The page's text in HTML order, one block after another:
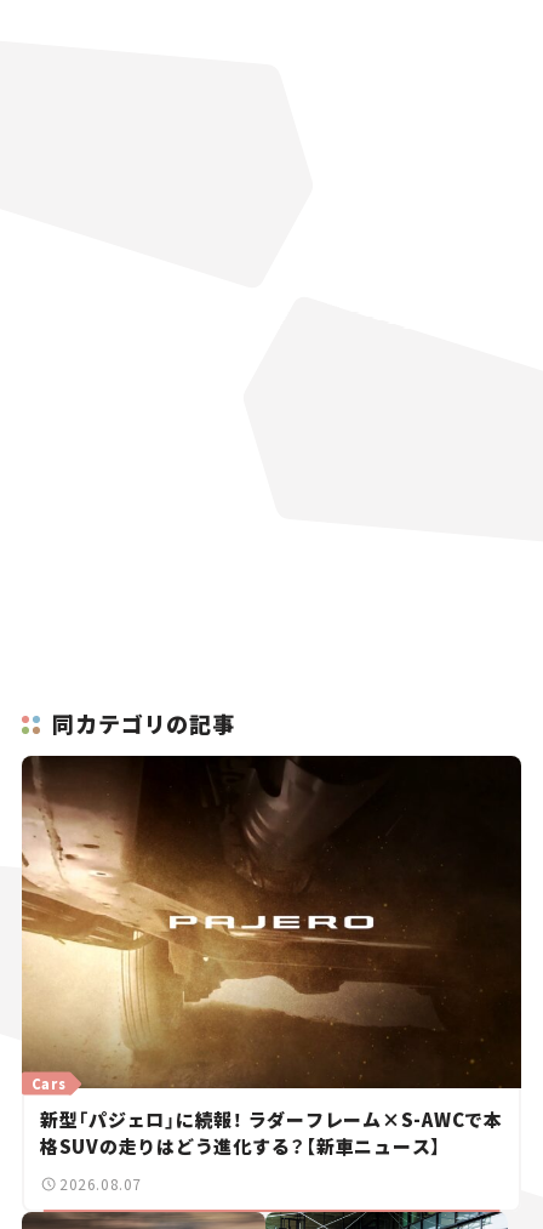
同カテゴリの記事
新型「パジェロ」に続報！ ラダーフレーム×S-AWCで本
格SUVの走りはどう進化する？【新車ニュース】
Cars
2026.08.07